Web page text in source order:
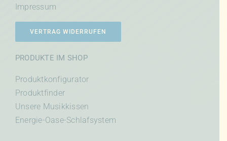
Impressum
VERTRAG WIDERRUFEN
PRODUKTE IM SHOP
Produktkonfigurator
Produktfinder
Unsere Musikkissen
Energie-Oase-Schlafsystem